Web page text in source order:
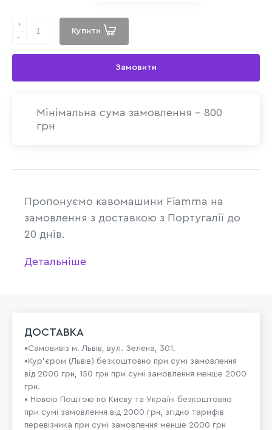
+
-
Купити
Замовити
Мінімальна сума замовлення - 800
грн
Пропонуємо кавомашини Fiamma на
замовлення з доставкою з Португалії до
20 днів.
Детальніше
ДОСТАВКА
•Самовивіз м. Львів, вул. Зелена, 301.
•Кур'єром (Львів) безкоштовно при сумі замовлення
від 2000 грн, 150 грн при сумі замовлення менше 2000
грн.
• Новою Поштою по Києву та Україні безкоштовно
при сумі замовлення від 2000 грн, згідно тарифів
перевізника при сумі замовлення менше 2000 грн